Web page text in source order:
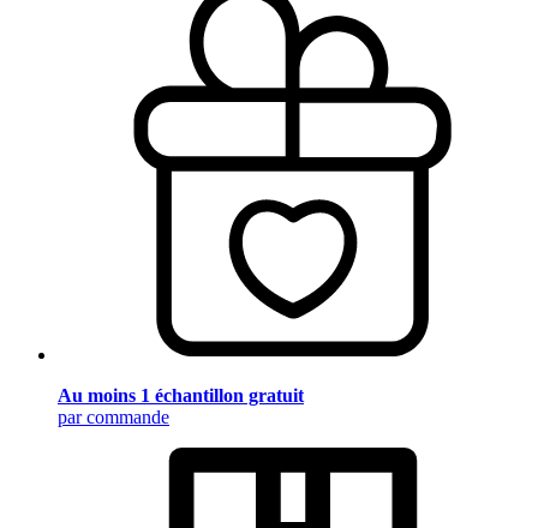
Au moins 1 échantillon gratuit
par commande